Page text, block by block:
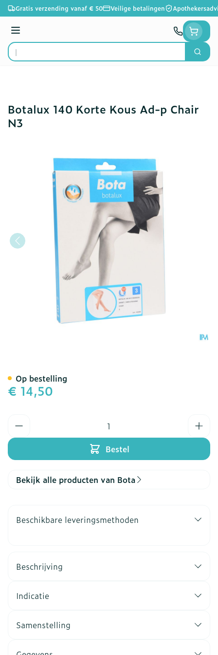
Ga naar de inhoud
Gratis verzending vanaf € 50 Veilige betalingen
Menu
Product, merk, categorie...
Zoek
Botalux 140 Korte Kous Ad-p Chair
N3
€ 14,50
Bestel
Op bestelling
Bekijk alle producten van Bota
Beschikbare leveringsmethoden
Beschrijving
Indicatie
Samenstelling